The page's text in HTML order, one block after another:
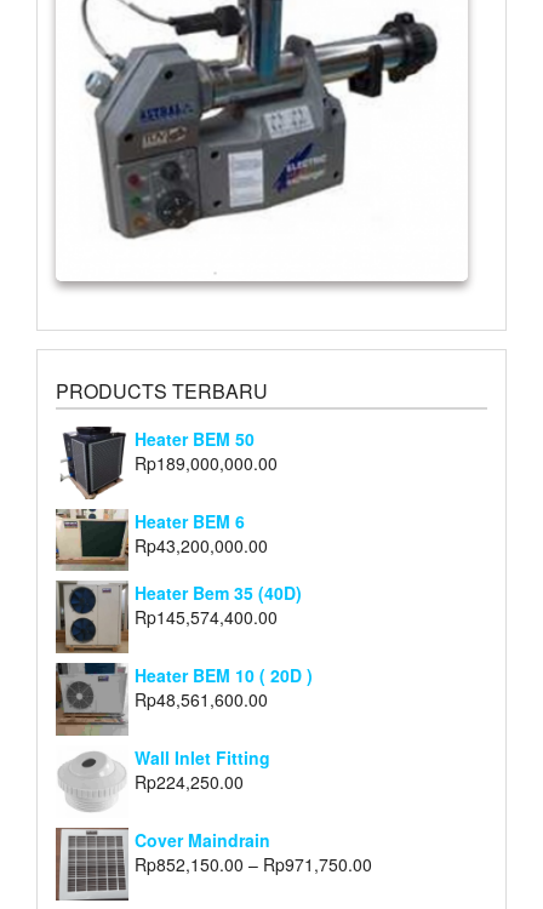
PRODUCTS TERBARU
Heater BEM 50
Rp189,000,000.00
Heater BEM 6
Rp43,200,000.00
Heater Bem 35 (40D)
Rp145,574,400.00
Heater BEM 10 ( 20D )
Rp48,561,600.00
Wall Inlet Fitting
Rp224,250.00
Cover Maindrain
Rp852,150.00 – Rp971,750.00